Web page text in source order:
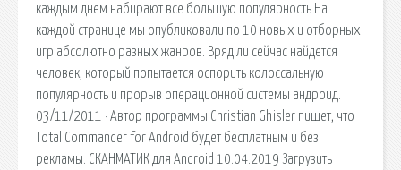
каждым днем набирают все большую популярность На
каждой странице мы опубликовали по 10 новых и отборных
игр абсолютно разных жанров. Вряд ли сейчас найдется
человек, который попытается оспорить колоссальную
популярность и прорыв операционной системы андроид.
03/11/2011 · Автор программы Christian Ghisler пишет, что
Total Commander for Android будет бесплатным и без
рекламы. СКАНМАТИК для Android 10.04.2019 Загрузить